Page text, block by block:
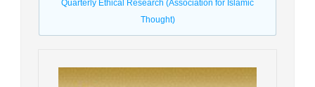
Quarterly Ethical Research (Association for Islamic
Thought)